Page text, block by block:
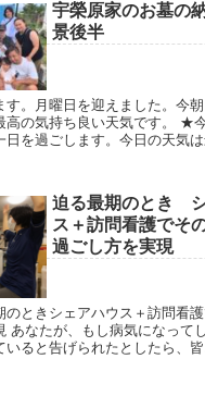
宇榮原家のお墓の
景後半
す。月曜日を迎えました。今朝
高の気持ち良い天気です。 ★
日を過ごします。今日の天気
迫る最期のとき
ス＋訪問看護でそ
過ごし方を実現
のときシェアハウス＋訪問看
あなたが、もし病気になって
いると告げられたとしたら、